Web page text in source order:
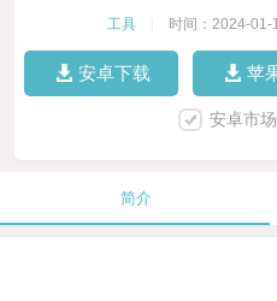
工具 时间：2024-01-
安卓下载 苹
安卓市
简介